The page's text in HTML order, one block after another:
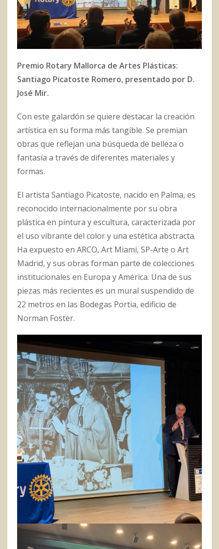
Premio Rotary Mallorca de Artes Plásticas:
Santiago Picatoste Romero, presentado por D.
José Mir.
Con este galardón se quiere destacar la creación
artística en su forma más tangible. Se premian
obras que reflejan una búsqueda de belleza o
fantasía a través de diferentes materiales y
formas.
El artista Santiago Picatoste, nacido en Palma, es
reconocido internacionalmente por su obra
plástica en pintura y escultura, caracterizada por
el uso vibrante del color y una estética abstracta.
Ha expuesto en ARCO, Art Miami, SP-Arte o Art
Madrid, y sus obras forman parte de colecciones
institucionales en Europa y América. Una de sus
piezas más recientes es un mural suspendido de
22 metros en las Bodegas Portia, edificio de
Norman Foster.